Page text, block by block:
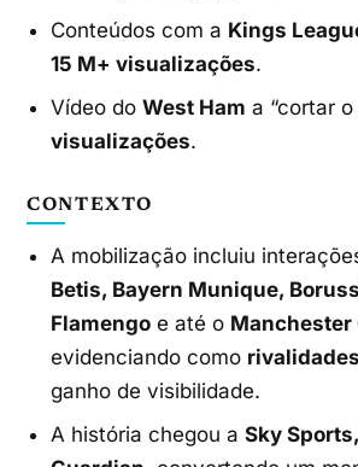
Conteúdos com a Kings
15 M+ visualizações.
Vídeo doWest Ham a “cortar
visualizações.
CONTEXTO
A mobilização incluiu
Betis, Bayern Munique,
Flamengo e até o Manchester
evidenciando como rivalidades
ganho de visibilidade.
A história chegou aSky